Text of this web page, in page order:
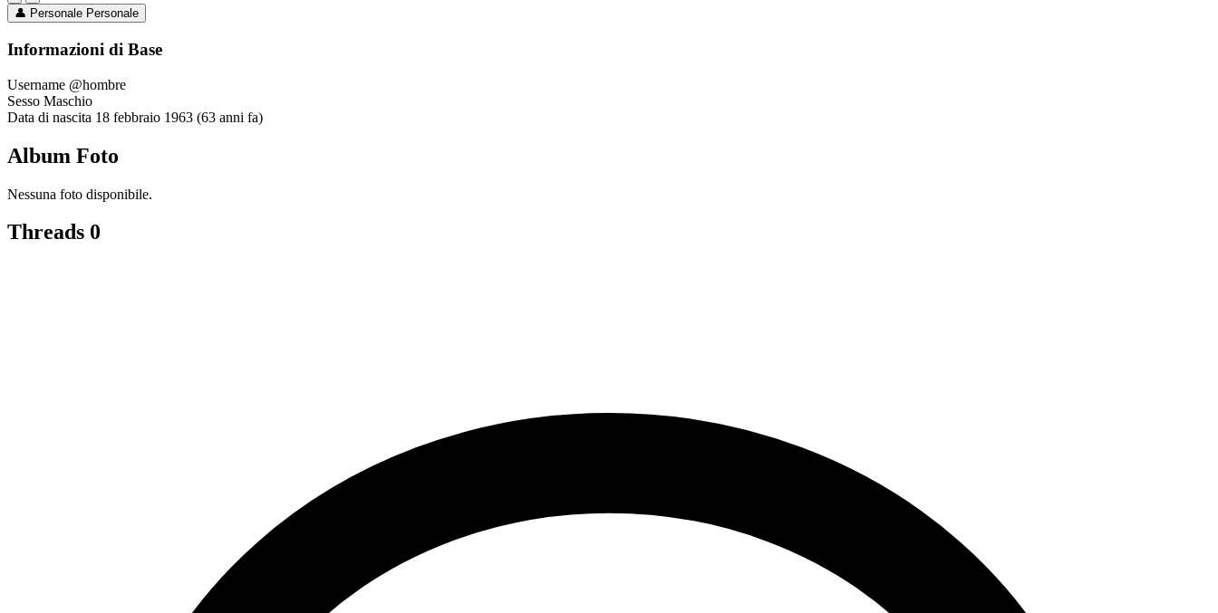
👤 Personale Personale
Informazioni di Base
Username @hombre
Sesso Maschio
Data di nascita 18 febbraio 1963 (63 anni fa)
Album Foto
Nessuna foto disponibile.
Threads 0